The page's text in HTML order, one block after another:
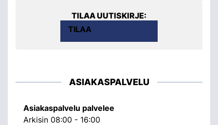
TILAA UUTISKIRJE:
TILAA
ASIAKASPALVELU
Asiakaspalvelu palvelee
Arkisin 08:00 - 16:00